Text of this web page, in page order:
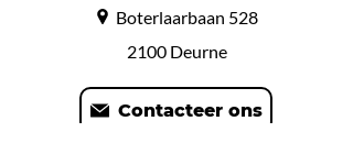
Boterlaarbaan 528
2100 Deurne
Contacteer ons